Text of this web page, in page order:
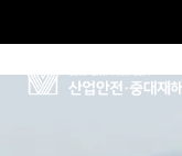
신일수Senior Partner